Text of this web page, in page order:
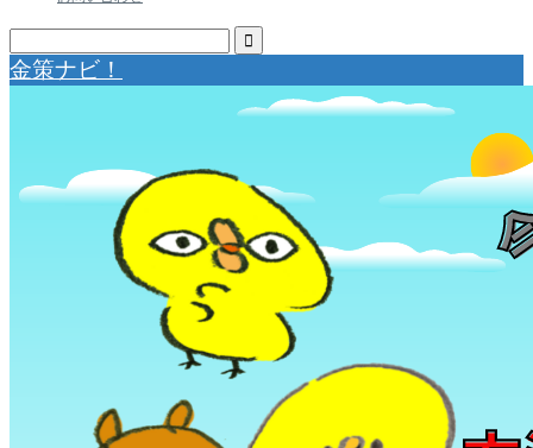
金策ナビ！